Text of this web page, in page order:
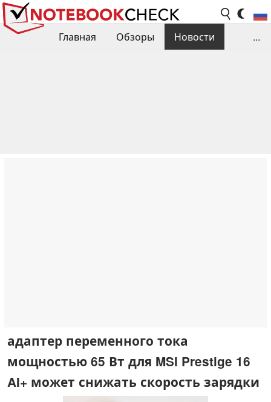
Главная Обзоры
Новости
...
адаптер переменного тока
мощностью 65 Вт для MSI Prestige 16
AI+ может снижать скорость зарядки